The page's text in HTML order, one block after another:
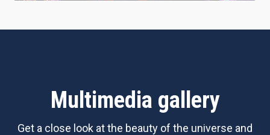
Multimedia gallery
Get a close look at the beauty of the universe and